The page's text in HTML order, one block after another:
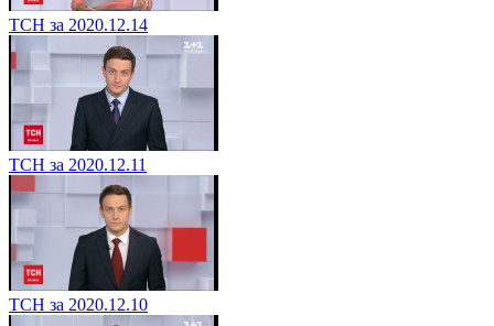
ТСН за 2020.12.14
ТСН за 2020.12.11
ТСН за 2020.12.10